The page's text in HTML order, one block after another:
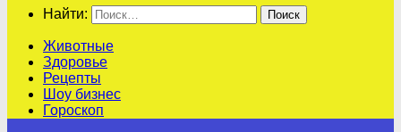
Найти:
Животные
Здоровье
Рецепты
Шоу бизнес
Гороскоп